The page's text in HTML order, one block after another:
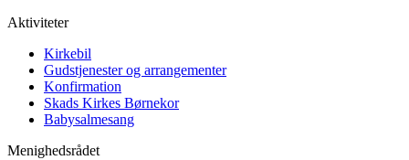
Aktiviteter
Kirkebil
Gudstjenester og arrangementer
Konfirmation
Skads Kirkes Børnekor
Babysalmesang
Menighedsrådet